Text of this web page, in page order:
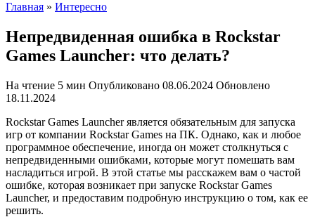
Главная » Интересно
Непредвиденная ошибка в Rockstar
Games Launcher: что делать?
На чтение 5 мин Опубликовано 08.06.2024 Обновлено
18.11.2024
Rockstar Games Launcher является обязательным для запуска
игр от компании Rockstar Games на ПК. Однако, как и любое
программное обеспечение, иногда он может столкнуться с
непредвиденными ошибками, которые могут помешать вам
насладиться игрой. В этой статье мы расскажем вам о частой
ошибке, которая возникает при запуске Rockstar Games
Launcher, и предоставим подробную инструкцию о том, как ее
решить.